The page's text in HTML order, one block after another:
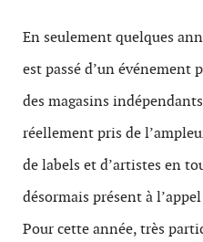
En seulement quelques
est passé d’un
des magasins
réellement pris de
de labels et d’artistes en
désormais présent à
Pour cette année, très